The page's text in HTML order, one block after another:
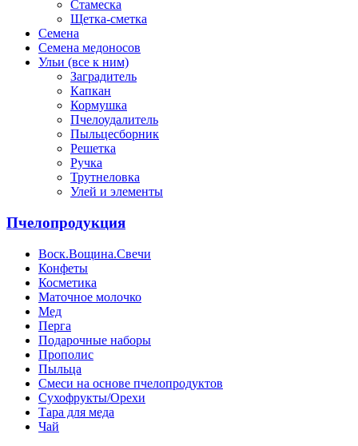
Стамеска
Щетка-сметка
Семена
Семена медоносов
Ульи (все к ним)
Заградитель
Капкан
Кормушка
Пчелоудалитель
Пыльцесборник
Решетка
Ручка
Трутнеловка
Улей и элементы
Пчелопродукция
Воск.Вощина.Свечи
Конфеты
Косметика
Маточное молочко
Мед
Перга
Подарочные наборы
Прополис
Пыльца
Смеси на основе пчелопродуктов
Сухофрукты/Орехи
Тара для меда
Чай